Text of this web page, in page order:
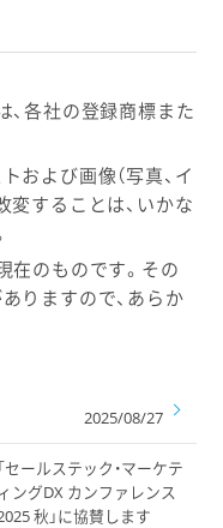
、各社の登録商標また
および画像（写真、イ
変することは、いかな
在のものです。その
りますので、あらか
2025/08/27
「セールステック・マーケテ
ングDX カンファレンス
秋」に協賛します